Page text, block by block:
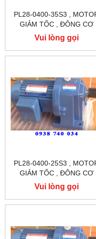
PL28-0400-35S3 ,
GIẢM TỐC , ĐÔNG CƠ
GIẢM TỐC CHÂN ĐẾ
TUNGLEE
Vui lòng gọi
PL28-0400-25S3 ,
GIẢM TỐC , ĐÔNG CƠ
GIẢM TỐC CHÂN ĐẾ
TUNGLEE
Vui lòng gọi